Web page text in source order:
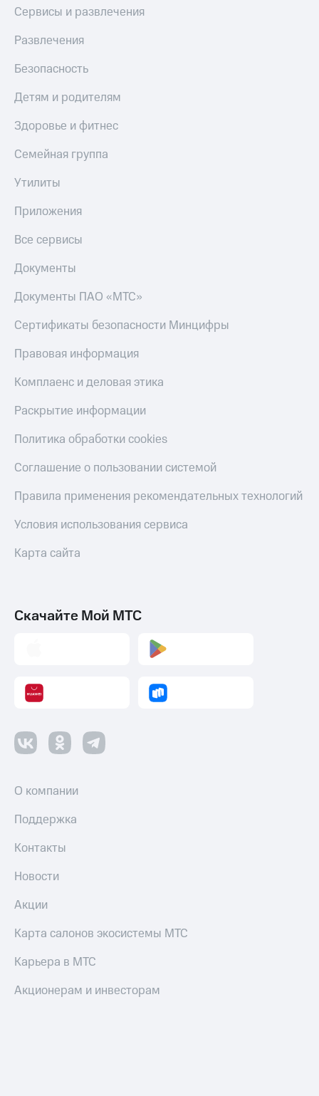
Сервисы и развлечения
Развлечения
Безопасность
Детям и родителям
Здоровье и фитнес
Семейная группа
Утилиты
Приложения
Все сервисы
Документы
Документы ПАО «МТС»
Сертификаты безопасности Минцифры
Правовая информация
Комплаенс и деловая этика
Раскрытие информации
Политика обработки cookies
Соглашение о пользовании системой
Правила применения рекомендательных технологий
Условия использования сервиса
Карта сайта
Скачайте Мой МТС
О компании
Поддержка
Контакты
Новости
Акции
Карта салонов экосистемы МТС
Карьера в МТС
Акционерам и инвесторам